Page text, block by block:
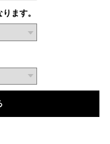
ます。